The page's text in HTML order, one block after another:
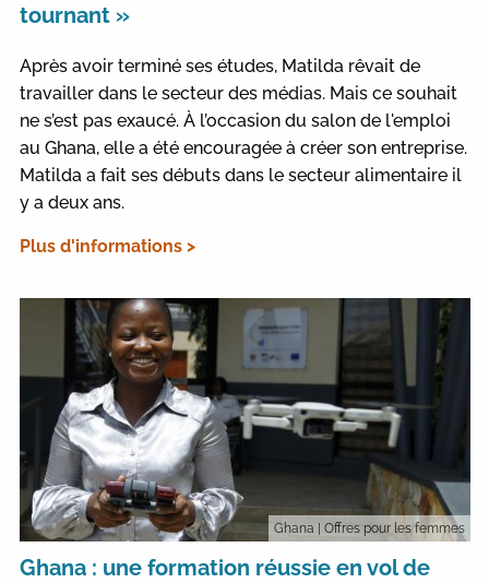
tournant »
Après avoir terminé ses études, Matilda rêvait de
travailler dans le secteur des médias. Mais ce souhait
ne s’est pas exaucé. À l’occasion du salon de l'emploi
au Ghana, elle a été encouragée à créer son entreprise.
Matilda a fait ses débuts dans le secteur alimentaire il
y a deux ans.
Plus d'informations >
Ghana | Offres pour les femmes
Ghana : une formation réussie en vol de